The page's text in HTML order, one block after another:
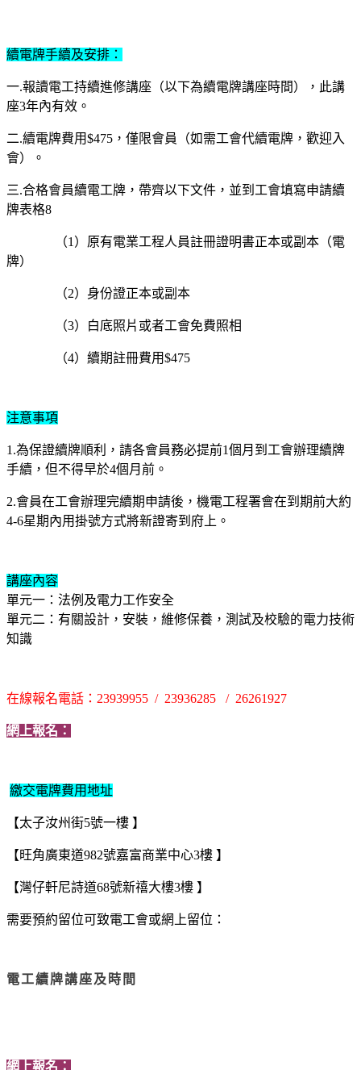
續電牌手續及安排：
一.報讀電工持續進修講座（以下為續電牌講座時間），此講
座3年內有效。
二.續電牌費用$475，僅限會員（如需工會代續電牌，歡迎入
會）。
三.合格會員續電工牌，帶齊以下文件，並到工會填寫申請續
牌表格8
（1）原有電業工程人員註冊證明書正本或副本（電
牌）
（2）身份證正本或副本
（3）白底照片或者工會免費照相
（4）續期註冊費用$475
注意事項
1.為保證續牌順利，請各會員務必提前1個月到工會辦理續牌
手續，但不得早於4個月前。
2.會員在工會辦理完續期申請後，機電工程署會在到期前大約
4-6星期內用掛號方式將新證寄到府上。
講座內容
單元一：法例及電力工作安全
單元二：有關設計，安裝，維修保養，測試及校驗的電力技術
知識
在線報名電話：23939955 / 23936285 / 26261927
網上報名：
繳交電牌費用地址
【太子汝州街5號一樓 】
【旺角廣東道982號嘉富商業中心3樓 】
【灣仔軒尼詩道68號新禧大樓3樓 】
需要預約留位可致電工會或網上留位：
電工續牌講座及時間
網上報名：